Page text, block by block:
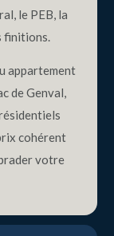
le PEB, la
finitions.
appartement
de Genval,
cohérent
votre